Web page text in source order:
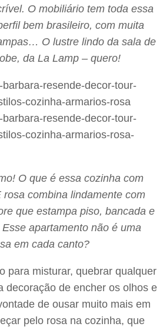
O mobiliário tem toda essa
bem brasileiro, com muita
O lustre lindo da sala de
da La Lamp – quero!
O que é essa cozinha com
combina lindamente com
que estampa piso, bancada e
apartamento não é uma
em cada canto?
para misturar, quebrar qualquer
decoração de encher os olhos e
de ousar muito mais em
pelo rosa na cozinha, que